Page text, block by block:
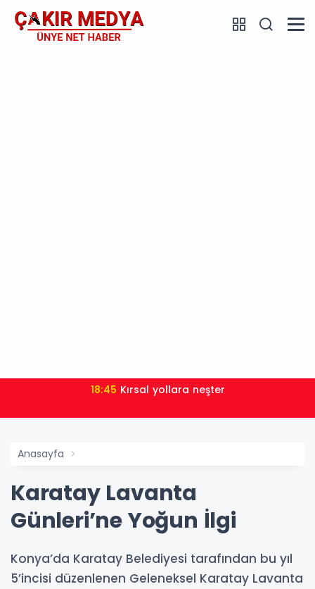
18:45 Kırsal yollara neşter
Anasayfa
Karatay Lavanta
Günleri’ne Yoğun İlgi
Konya’da Karatay Belediyesi tarafından bu yıl
5’incisi düzenlenen Geleneksel Karatay Lavanta